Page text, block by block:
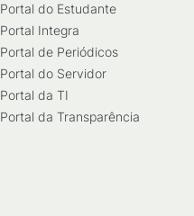
Portal do Estudante
Portal Integra
Portal de Periódicos
Portal do Servidor
Portal da TI
Portal da Transparência